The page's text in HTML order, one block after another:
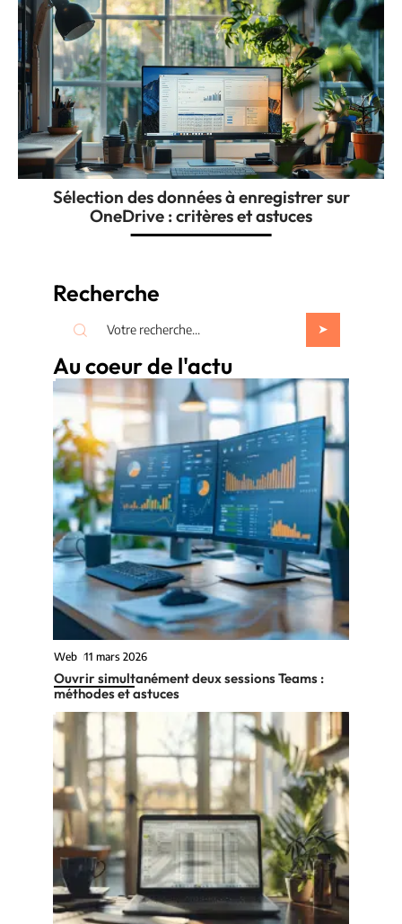
Sélection des données à enregistrer sur
OneDrive : critères et astuces
Recherche
Au coeur de l'actu
Web 11 mars 2026
Ouvrir simultanément deux sessions Teams :
méthodes et astuces